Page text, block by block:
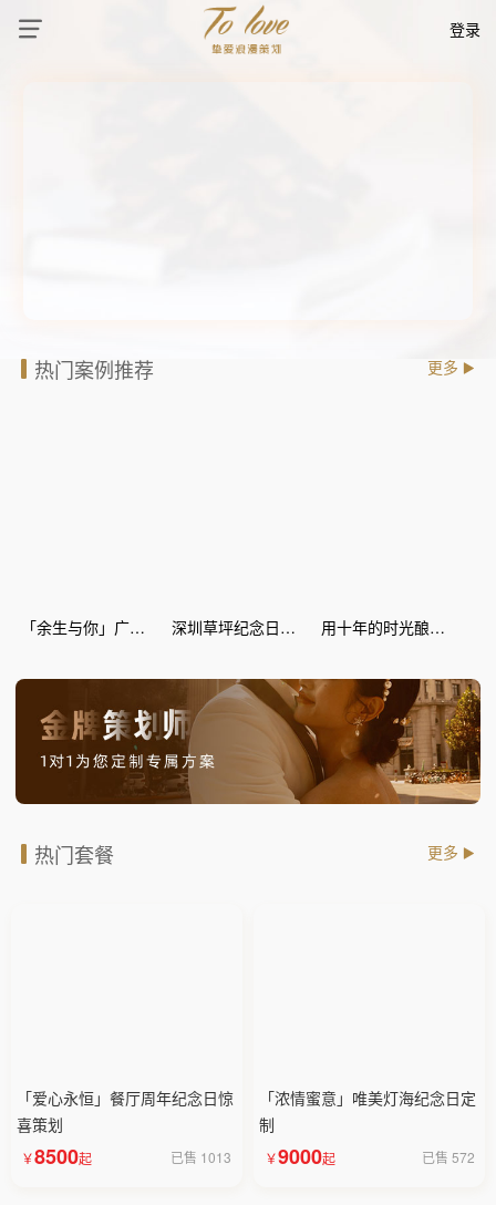
登录
热门案例推荐 更多
「余生与你」广场纪念日惊喜策划 深圳草坪纪念日惊喜策划 用十年的时光酿爱情的蜜糖--丽江灯海 纪念日惊喜
热门套餐 更多
「爱心永恒」餐厅周年纪念日惊
喜策划
8500 已售 1013
「浓情蜜意」唯美灯海纪念日定
制
9000 已售 572